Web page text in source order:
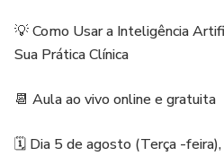
💡 Como Usar a Inteligência
Sua Prática Clínica
📆 Aula ao vivo online e gratuita
🗓 Dia 5 de agosto (Terça -